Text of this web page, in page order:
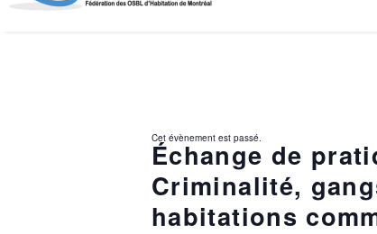
Cet évènement est passé.
Échange de
Criminalité,
habitations